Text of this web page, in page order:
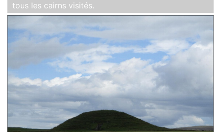
tous les cairns visités.